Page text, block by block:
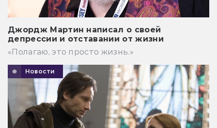
Джордж Мартин написал о своей
депрессии и отставании от жизни
«Полагаю, это просто жизнь.»
Новости